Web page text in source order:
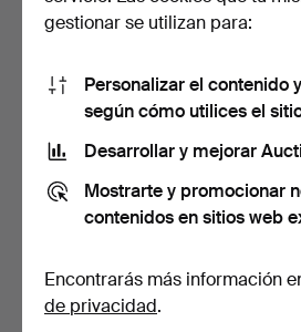
GAB, peso aprox.…
Suscribir búsqueda
gestionar se utilizan para:
Personalizar el contenido
según cómo utilices el
Desarrollar y mejorar
Mostrarte y promocionar
contenidos en sitios web
Encontrarás más información
de privacidad.